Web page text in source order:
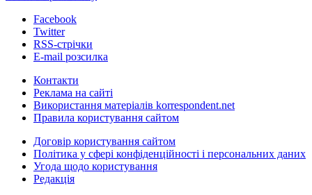
Facebook
Twitter
RSS-стрічки
E-mail розсилка
Контакти
Реклама на сайті
Використання матеріалів korrespondent.net
Правила користування сайтом
Договір користування сайтом
Політика у сфері конфіденційності і персональних даних
Угода щодо користування
Редакція